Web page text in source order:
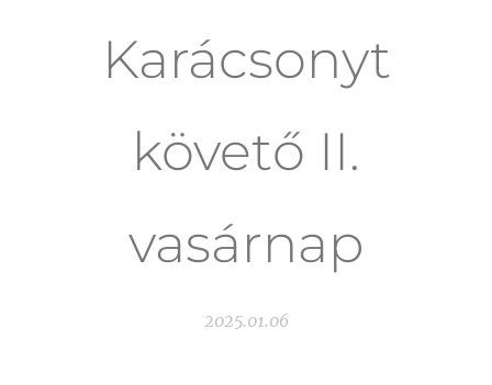
Karácsonyt
követő II.
vasárnap
2025.01.06